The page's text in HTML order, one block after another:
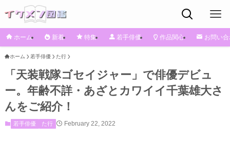
ホーム 新着 特集 若手俳優 作品関心 お問い
ホーム 若手俳優 た行
「天装戦隊ゴセイジャー」で俳優デビュ
ー。年齢不詳・あざとカワイイ千葉雄大さ
んをご紹介！
若手俳優 た行 February 22, 2022